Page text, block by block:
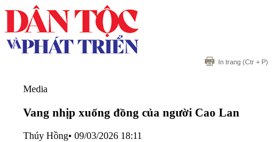
In trang (Ctr + P)
Media
Vang nhịp xuống đồng của người Cao Lan
Thúy Hồng• 09/03/2026 18:11